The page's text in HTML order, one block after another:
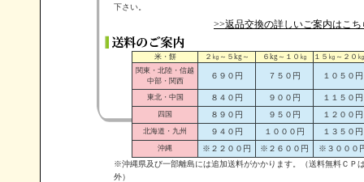
下さい。
>>返品交換の詳しいご案内はこち
米・餅 ２㎏～５kg～ ６kg～１０㎏
１５㎏～２０
関東・北陸・信越
中部・関西
６９０円 ７５０円 １０５０円
東北・中国 ８４０円 ９００円 １１５０円
四国 ８９０円 ９５０円 １２００円
北海道・九州 ９４０円 １０００円 １３５０円
沖縄 ※２２００円 ※２６００円
※３０００
※沖縄県及び一部離島には追加送料がかかります。（送料無料ＣＰ
外）